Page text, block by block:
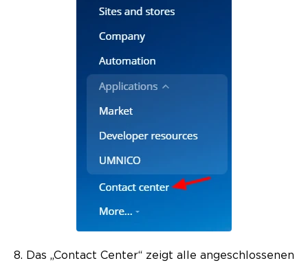
8. Das „Contact Center“ zeigt alle angeschlossenen